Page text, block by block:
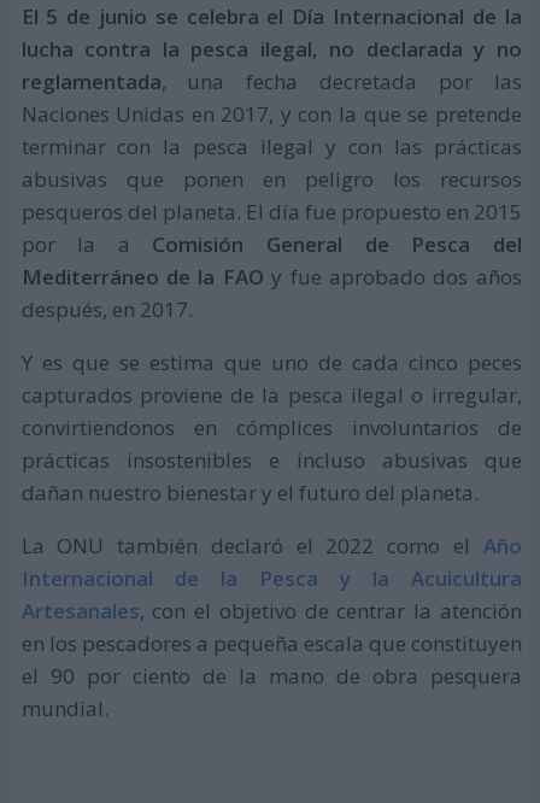
El 5 de junio se celebra el Día Internacional de la
lucha contra la pesca ilegal, no declarada y no
reglamentada, una fecha decretada por las
Naciones Unidas en 2017, y con la que se pretende
terminar con la pesca ilegal y con las prácticas
abusivas que ponen en peligro los recursos
pesqueros del planeta. El día fue propuesto en 2015
por la a Comisión General de Pesca del
Mediterráneo de la FAO y fue aprobado dos años
después, en 2017.
Y es que se estima que uno de cada cinco peces
capturados proviene de la pesca ilegal o irregular,
convirtiendonos en cómplices involuntarios de
prácticas insostenibles e incluso abusivas que
dañan nuestro bienestar y el futuro del planeta.
La ONU también declaró el 2022 como el Año
Internacional de la Pesca y la Acuicultura
Artesanales, con el objetivo de centrar la atención
en los pescadores a pequeña escala que constituyen
el 90 por ciento de la mano de obra pesquera
mundial.